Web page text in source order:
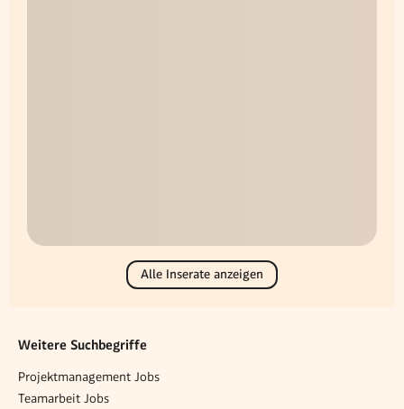
Alle Inserate anzeigen
Weitere Suchbegriffe
Projektmanagement Jobs
Teamarbeit Jobs